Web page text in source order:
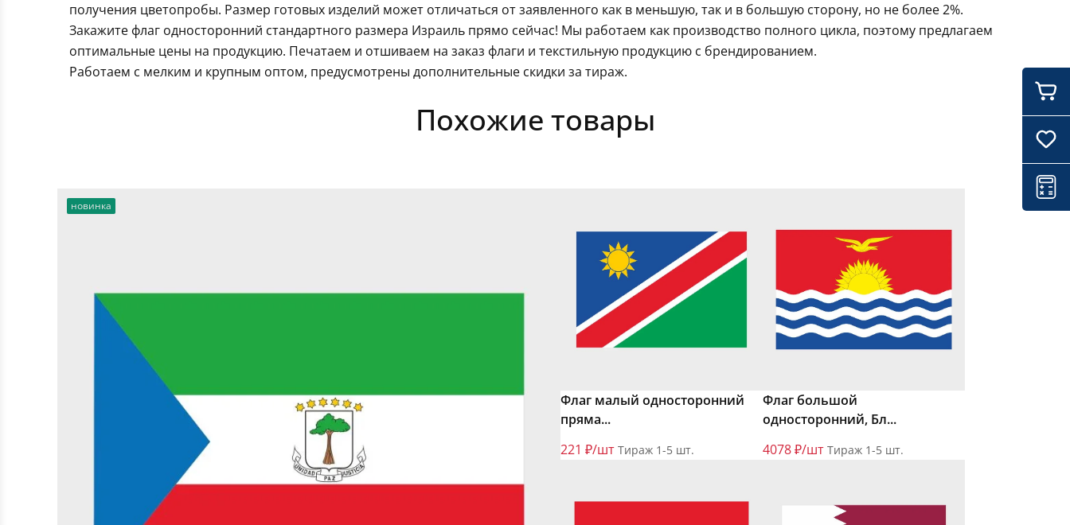
получения цветопробы. Размер готовых изделий может отличаться от заявленного как в меньшую, так и в большую сторону, но не более 2%.
Закажите флаг односторонний стандартного размера Израиль прямо сейчас! Мы работаем как производство полного цикла, поэтому предлагаем
оптимальные цены на продукцию. Печатаем и отшиваем на заказ флаги и текстильную продукцию с брендированием.
Работаем с мелким и крупным оптом, предусмотрены дополнительные скидки за тираж.
Похожие товары
новинка
Флаг малый односторонний
пряма...
221 ₽/шт Тираж 1-5 шт.
Флаг большой
односторонний, Бл...
4078 ₽/шт Тираж 1-5 шт.